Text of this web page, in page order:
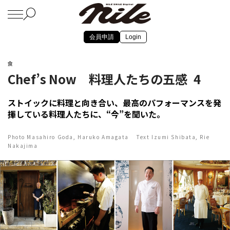
会員申請 Login
食
Chef’s Now 料理人たちの五感 4
ストイックに料理と向き合い、最高のパフォーマンスを発
揮している料理人たちに、“今”を聞いた。
Photo Masahiro Goda, Haruko Amagata Text Izumi Shibata, Rie
Nakajima